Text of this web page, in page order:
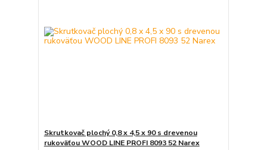
Skrutkovač plochý 0,8 x 4,5 x 90 s drevenou
rukoväťou WOOD LINE PROFI 8093 52 Narex